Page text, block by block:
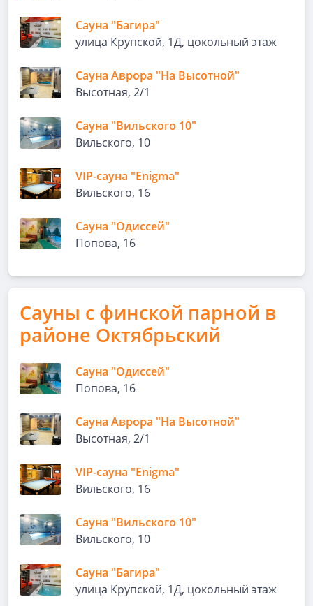
Сауна "Багира"
улица Крупской, 1Д, цокольный этаж
Сауна Аврора "На Высотной"
Высотная, 2/1
Сауна "Вильского 10"
Вильского, 10
VIP-сауна "Enigma"
Вильского, 16
Cауна "Одиссей"
Попова, 16
Сауны с финской парной в
районе Октябрьский
Cауна "Одиссей"
Попова, 16
Сауна Аврора "На Высотной"
Высотная, 2/1
VIP-сауна "Enigma"
Вильского, 16
Сауна "Вильского 10"
Вильского, 10
Сауна "Багира"
улица Крупской, 1Д, цокольный этаж